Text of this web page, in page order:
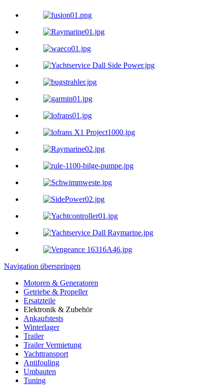
Navigation überspringen
Motoren & Generatoren
Getriebe & Propeller
Ersatzteile
Elektronik & Zubehör
Ankaufstests
Winterlager
Trailer
Trailer Vermietung
Yachttransport
Antifouling
Umbauten
Tuning